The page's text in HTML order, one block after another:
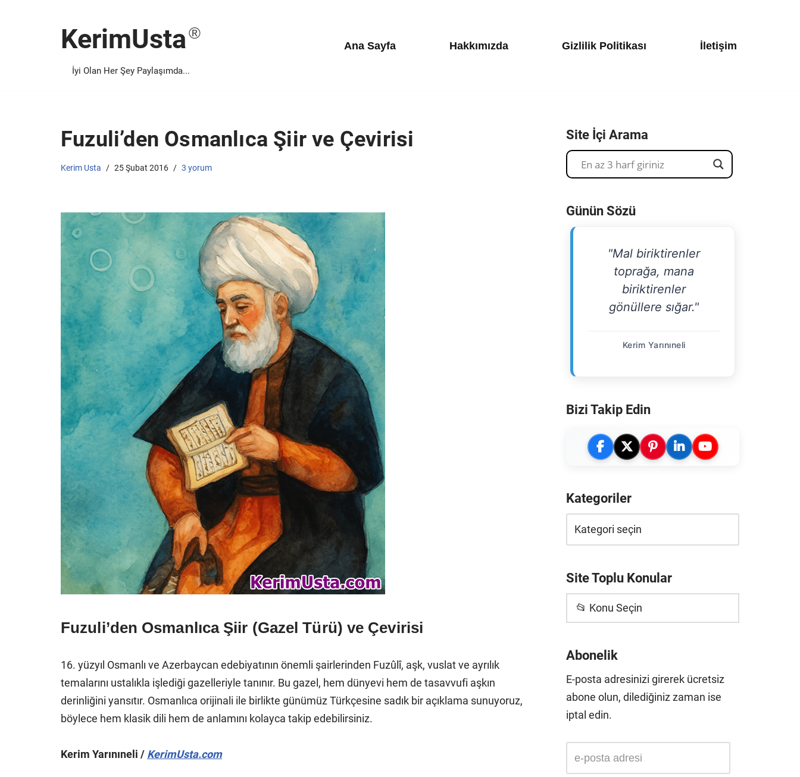
KerimUsta
İyi Olan Her Şey Paylaşımda...
Ana Sayfa Hakkımızda Gizlilik Politikası İletişim
Fuzuli’den Osmanlıca Şiir ve Çevirisi
Kerim Usta 25 Şubat 2016 3 yorum
Fuzuli’den Osmanlıca Şiir (Gazel Türü) ve Çevirisi
16. yüzyıl Osmanlı ve Azerbaycan edebiyatının önemli şairlerinden Fuzûlî, aşk, vuslat ve ayrılık
temalarını ustalıkla işlediği gazelleriyle tanınır. Bu gazel, hem dünyevi hem de tasavvufi aşkın
derinliğini yansıtır. Osmanlıca orijinali ile birlikte günümüz Türkçesine sadık bir açıklama sunuyoruz,
böylece hem klasik dili hem de anlamını kolayca takip edebilirsiniz.
Kerim Yarınıneli / KerimUsta.com
Site İçi Arama
Günün Sözü
"Mal biriktirenler
toprağa, mana
biriktirenler
gönüllere sığar."
Kerim Yarınıneli
Bizi Takip Edin
Kategoriler
Site Toplu Konular
📂 Konu Seçin
Abonelik
E-posta adresinizi girerek ücretsiz
abone olun, dilediğiniz zaman ise
iptal edin.